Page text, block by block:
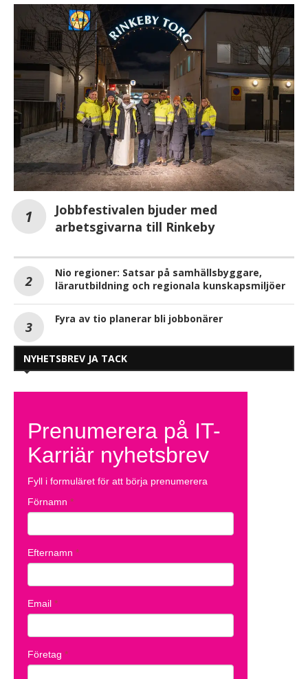
Jobbfestivalen bjuder med
arbetsgivarna till Rinkeby
Nio regioner: Satsar på samhällsbyggare,
lärarutbildning och regionala kunskapsmiljöer
Fyra av tio planerar bli jobbonärer
NYHETSBREV JA TACK